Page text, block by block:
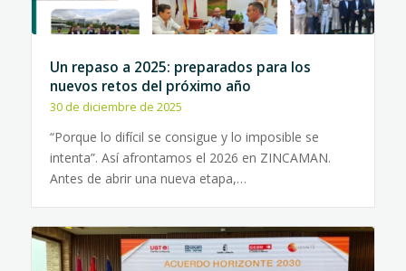
Un repaso a 2025: preparados para los
nuevos retos del próximo año
30 de diciembre de 2025
“Porque lo difícil se consigue y lo imposible se
intenta”. Así afrontamos el 2026 en ZINCAMAN.
Antes de abrir una nueva etapa,…